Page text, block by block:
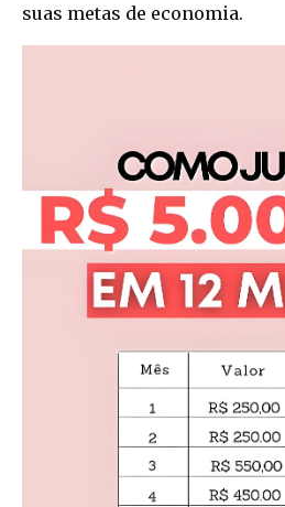
suas metas de economia.